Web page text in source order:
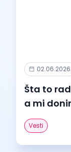
02.06.2026.
Šta to
a mi
Vesti